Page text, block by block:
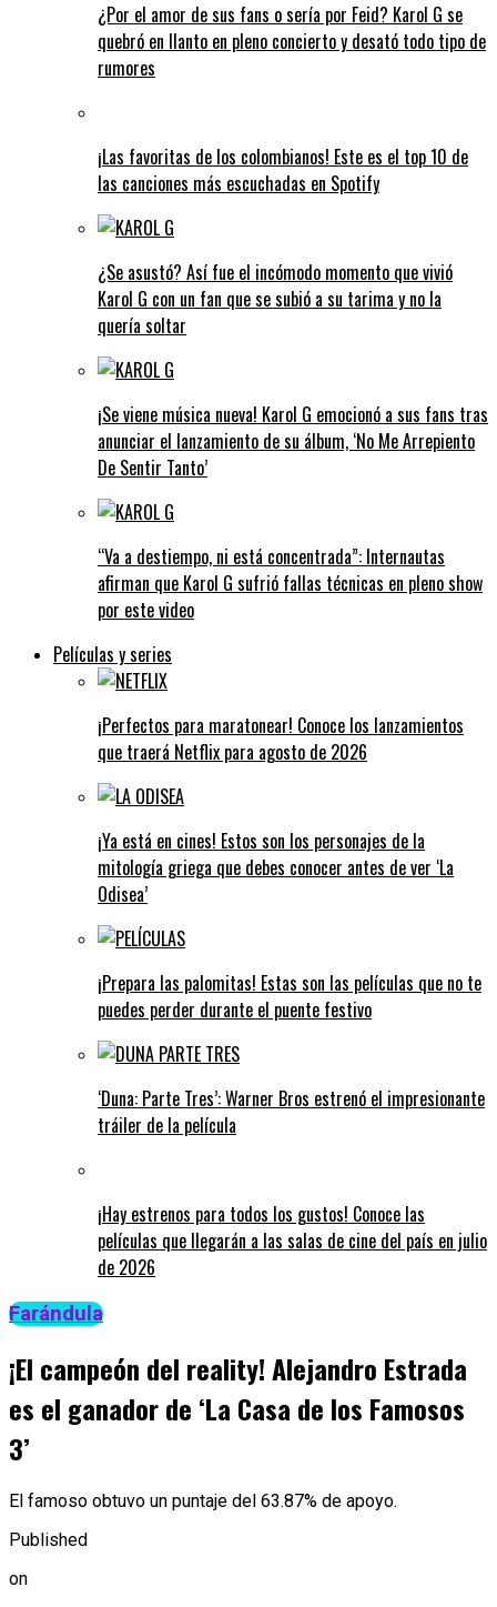
¿Por el amor de sus fans o sería por Feid? Karol G se
quebró en llanto en pleno concierto y desató todo tipo de
rumores
¡Las favoritas de los colombianos! Este es el top 10 de
las canciones más escuchadas en Spotify
¿Se asustó? Así fue el incómodo momento que vivió
Karol G con un fan que se subió a su tarima y no la
quería soltar
¡Se viene música nueva! Karol G emocionó a sus fans tras
anunciar el lanzamiento de su álbum, ‘No Me Arrepiento
De Sentir Tanto’
“Va a destiempo, ni está concentrada”: Internautas
afirman que Karol G sufrió fallas técnicas en pleno show
por este video
Películas y series
¡Perfectos para maratonear! Conoce los lanzamientos
que traerá Netflix para agosto de 2026
¡Ya está en cines! Estos son los personajes de la
mitología griega que debes conocer antes de ver ‘La
Odisea’
¡Prepara las palomitas! Estas son las películas que no te
puedes perder durante el puente festivo
‘Duna: Parte Tres’: Warner Bros estrenó el impresionante
tráiler de la película
¡Hay estrenos para todos los gustos! Conoce las
películas que llegarán a las salas de cine del país en julio
de 2026
Farándula
¡El campeón del reality! Alejandro Estrada
es el ganador de ‘La Casa de los Famosos
3’
El famoso obtuvo un puntaje del 63.87% de apoyo.
Published
on